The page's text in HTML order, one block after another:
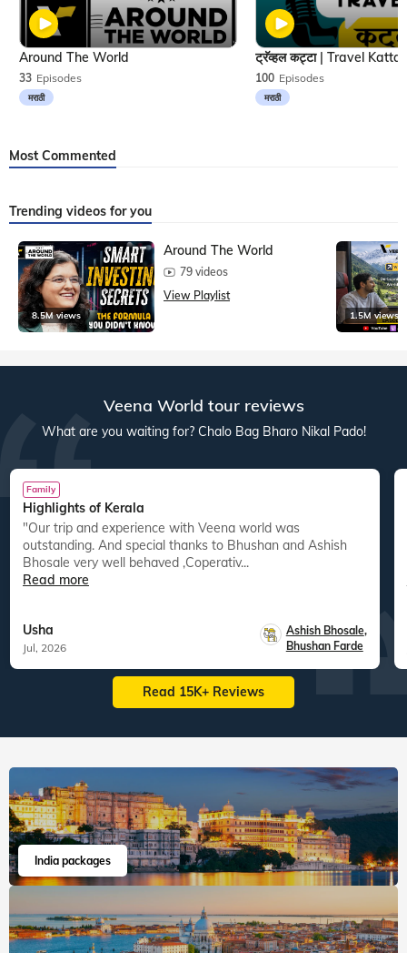
33 Episodes
मराठी
Around The World
100 Episodes
मराठी
Most Commented
Trending videos for you
8.5M views
Around The World
79 videos
View Playlist
1.5M views
Veena World tour reviews
What are you waiting for? Chalo Bag Bharo Nikal Pado!
Family
Highlights of Kerala
"Our trip and experience with Veena world was
outstanding. And special thanks to Bhushan and Ashish
Bhosale very well behaved ,Coperativ...
Read more
Usha
Jul, 2026
Ashish Bhosale,
Bhushan Farde
Read 15K+ Reviews
India packages